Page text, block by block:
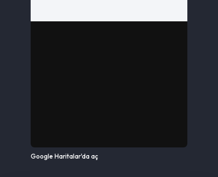
Google Haritalar'da aç